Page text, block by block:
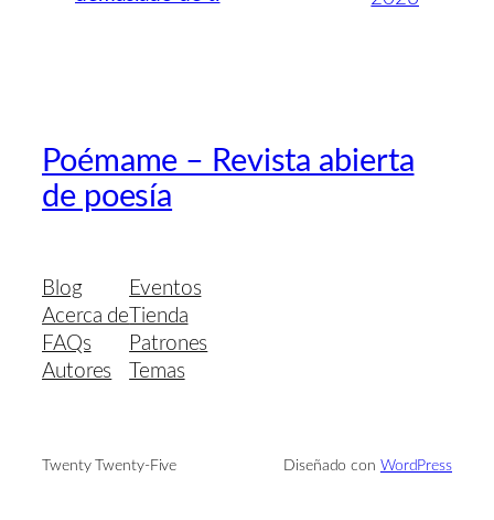
Poémame – Revista abierta
de poesía
Blog
Acerca de
FAQs
Autores
Eventos
Tienda
Patrones
Temas
Twenty Twenty-Five Diseñado con WordPress